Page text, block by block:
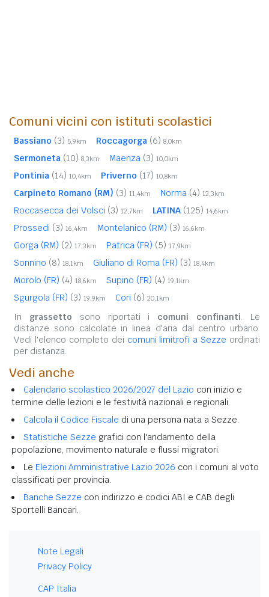
Comuni vicini con istituti scolastici
Bassiano (3) 5,9km Roccagorga (6) 8,0km
Sermoneta (10) 8,3km Maenza (3) 10,0km
Pontinia (14) 10,4km Priverno (17) 10,8km
Carpineto Romano (RM) (3) 11,4km Norma (4) 12,3km
Roccasecca dei Volsci (3) 12,7km LATINA (125) 14,6km
Prossedi (3) 16,4km Montelanico (RM) (3) 16,6km
Gorga (RM) (2) 17,3km Patrica (FR) (5) 17,9km
Sonnino (8) 18,1km Giuliano di Roma (FR) (3) 18,4km
Morolo (FR) (4) 18,6km Supino (FR) (4) 19,1km
Sgurgola (FR) (3) 19,9km Cori (6) 20,1km
In grassetto sono riportati i comuni confinanti. Le
distanze sono calcolate in linea d'aria dal centro urbano.
Vedi l'elenco completo dei comuni limitrofi a Sezze ordinati
per distanza.
Vedi anche
Calendario scolastico 2026/2027 del Lazio con inizio e
termine delle lezioni e le festività nazionali e regionali.
Calcola il Codice Fiscale di una persona nata a Sezze.
Statistiche Sezze grafici con l'andamento della
popolazione, movimento naturale e flussi migratori.
Le Elezioni Amministrative Lazio 2026 con i comuni al voto
classificati per provincia.
Banche Sezze con indirizzo e codici ABI e CAB degli
Sportelli Bancari.
Note Legali
Privacy Policy
CAP Italia